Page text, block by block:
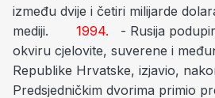
između dvije i četiri milijarde
mediji. 1994. - Rusija
okviru cjelovite, suverene i
Republike Hrvatske, izjavio,
Predsjedničkim dvorima primio